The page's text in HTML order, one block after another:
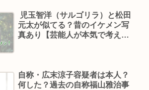
児玉智洋（サルゴリラ）と松田
元太が似てる？昔のイケメン写
真あり【芸能人が本気で考え
自称・広末涼子容疑者は本人？
何した？過去の自称福山雅治事